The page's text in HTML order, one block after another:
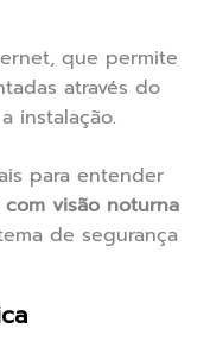
que permite
através do
instalação.
para entender
visão noturna
de segurança